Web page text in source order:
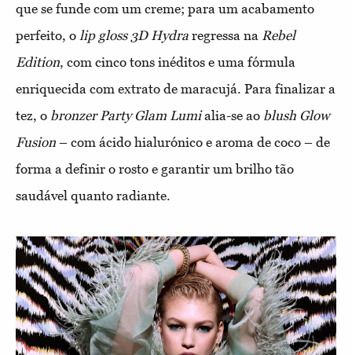
que se funde com um creme; para um acabamento
perfeito, o lip gloss 3D Hydra regressa na Rebel
Edition, com cinco tons inéditos e uma fórmula
enriquecida com extrato de maracujá. Para finalizar a
tez, o bronzer Party Glam Lumialia-se ao blush Glow
Fusion – com ácido hialurónico e aroma de coco – de
forma a definir o rosto e garantir um brilho tão
saudável quanto radiante.